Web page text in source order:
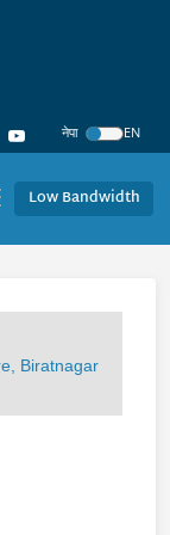
नेपा
EN
Low Bandwidth
Biratnagar